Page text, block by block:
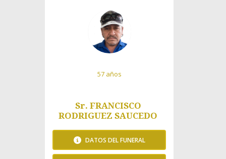
Sr. FRANCISCO
RODRIGUEZ SAUCEDO
57 años
DATOS DEL FUNERAL